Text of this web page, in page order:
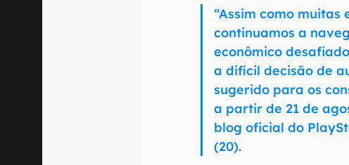
“Assim como muitas
continuamos a
econômico
a difícil decisão de
sugerido para os
a partir de 21 de
blog oficial do
(20).